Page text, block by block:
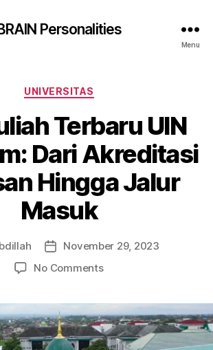
Personalities
Menu
Categories
UNIVERSITAS
Terbaru UIN
Dari Akreditasi
Hingga Jalur
Masuk
Post
date
November 29, 2023
No Commentson
Terbaru
UIN
Mataram: